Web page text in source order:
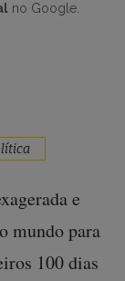
no Google.
e
mundo para
100 dias